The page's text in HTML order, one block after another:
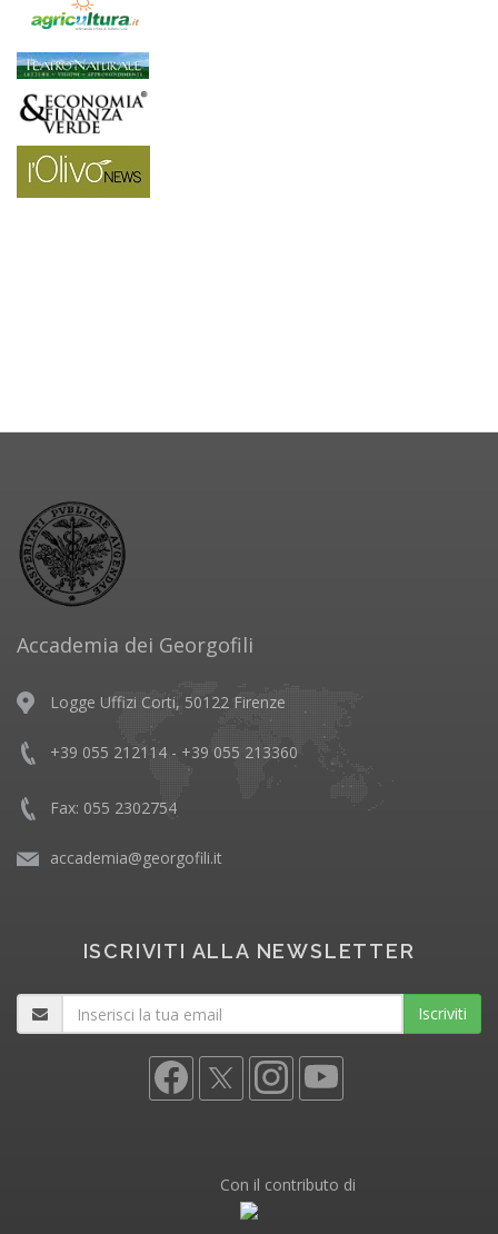
Accademia dei Georgofili
Logge Uffizi Corti, 50122 Firenze
+39 055 212114 - +39 055 213360
Fax: 055 2302754
accademia@georgofili.it
ISCRIVITI ALLA NEWSLETTER
Iscriviti
Con il contributo di